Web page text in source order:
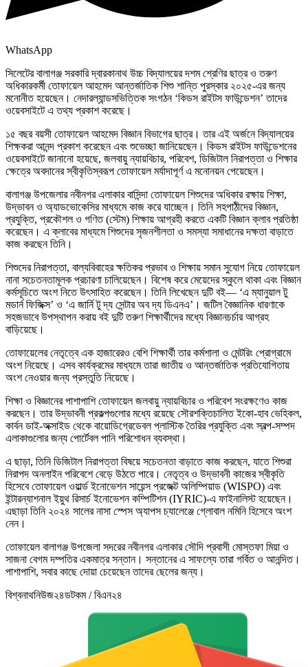
WhatsApp
সিলেটের বালাগঞ্জ সরকারি দ্বারকানাথ উচ্চ বিদ্যালয়ের দশম শ্রেণির ছাত্র ও তরুণ
অধিকারকর্মী তোফায়েল আহমেদ আন্তর্জাতিক শিশু শান্তি পুরস্কার ২০২৫-এর জন্য
মনোনীত হয়েছেন। নেদারল্যান্ডসভিত্তিক সংগঠন ‘কিডস রাইটস ফাউন্ডেশন’ তাদের
ওয়েবসাইটে এ তথ্য প্রকাশ করেছে।
১৫ বছর বয়সী তোফায়েল আহমেদ বিজ্ঞান বিভাগের ছাত্র। তার এই অর্জনে বিদ্যালয়ের
শিক্ষকরা আনন্দ প্রকাশ করেছেন এবং শুভেচ্ছা জানিয়েছেন। কিডস রাইটস ফাউন্ডেশনের
ওয়েবসাইটে জানানো হয়েছে, জলবায়ু ন্যায়বিচার, পরিবেশ, ডিজিটাল নিরাপত্তা ও শিক্ষার
ক্ষেত্রে অবদানের স্বীকৃতিস্বরূপ তোফায়েল মর্যাদাপূর্ণ এ মনোনয়ন পেয়েছেন।
বালাগঞ্জ উপজেলার নবীনগর এলাকার বাসিন্দা তোফায়েল শিশুদের অধিকার রক্ষায় শিক্ষা,
উদ্ভাবন ও অ্যাডভোকেসির মাধ্যমে কাজ করে যাচ্ছেন। তিনি সহপাঠীদের বিজ্ঞান,
প্রযুক্তি, প্রকৌশল ও গণিত (স্টেম) শিক্ষায় আগ্রহী করতে একটি বিজ্ঞান ক্লাব প্রতিষ্ঠা
করেছেন। এ ক্লাবের মাধ্যমে শিশুদের সৃজনশীলতা ও সমস্যা সমাধানের দক্ষতা বাড়াতে
কাজ করছেন তিনি।
শিশুদের নিরাপত্তা, বাল্যবিবাহের ক্ষতিকর প্রভাব ও শিক্ষায় সমান সুযোগ নিয়ে তোফায়েল
নানা সচেতনতামূলক প্রচারণা চালিয়েছেন। বিশেষ করে মেয়েদের স্কুলে থাকা এবং বিজ্ঞান
কর্মসূচিতে অংশ নিতে উৎসাহিত করেছেন। তিনি লিখেছেন দুটি বই— ‘এ ম্যানুয়াল টু
মডার্ন ফিজিক্স’ ও ‘এ জার্নি টু দ্য সেন্টার অব দ্য ডিএনএ’। জটিল বৈজ্ঞানিক ধারণাকে
সহজভাবে উপস্থাপন করায় বই দুটি তরুণ শিক্ষার্থীদের মধ্যে বিজ্ঞানচর্চার আগ্রহ
বাড়িয়েছে।
তোফায়েলের নেতৃত্বে এক হাজারেরও বেশি শিক্ষার্থী তার কর্মশালা ও মেন্টরিং প্রোগ্রামে
অংশ নিয়েছে। এসব কার্যক্রমের মাধ্যমে তারা জাতীয় ও আন্তর্জাতিক প্রতিযোগিতায়
অংশ নেওয়ার জন্য প্রস্তুতি নিয়েছে।
শিক্ষা ও বিজ্ঞানের পাশাপাশি তোফায়েল জলবায়ু ন্যায়বিচার ও পরিবেশ সংরক্ষণেও কাজ
করছেন। তার উদ্ভাবনী প্রকল্পগুলোর মধ্যে রয়েছে সৌরশক্তিচালিত ইকো-হাব ভেহিকল,
কার্বন ডাই-অক্সাইড থেকে বায়োডিগ্রেডেবল প্লাস্টিক তৈরির প্রযুক্তি এবং স্বল্প-সম্পদ
এলাকাগুলোর জন্য পোর্টেবল পানি পরিশোধন ব্যবস্থা।
এ ছাড়া, তিনি ডিজিটাল নিরাপত্তা বিষয়ে সচেতনতা বাড়াতে কাজ করছেন, যাতে শিশুরা
নিরাপদ অনলাইন পরিবেশে বেড়ে উঠতে পারে। নেতৃত্ব ও উদ্ভাবনী কাজের স্বীকৃতি
হিসেবে তোফায়েল ওয়ার্ল্ড ইনোভেশন সায়েন্স প্রজেক্ট অলিম্পিয়াড (WISPO) এবং
ইন্টারন্যাশনাল ইয়ুথ রিসার্চ ইনোভেশন কম্পিটিশন (IYRIC)-এ ফাইনালিস্ট হয়েছেন।
এছাড়া তিনি ২০২৪ সালের নাসা স্পেস অ্যাপস চ্যালেঞ্জে গ্লোবাল নমিনি হিসেবে অংশ
নেন।
তোফায়েল বালাগঞ্জ উপজেলা সদরের নবীনগর এলাকার সৌদি প্রবাসী মোস্তফা মিয়া ও
সাজনা বেগম দম্পতির একমাত্র সন্তান। সন্তানের এ সাফল্যে তারা গর্বিত ও আনন্দিত।
পাশাপাশি, সবার কাছে দোয়া চেয়েছেন তাদের ছেলের জন্য।
বিশ্বনাথনিউজ২৪ডটকম / বিএন২৪